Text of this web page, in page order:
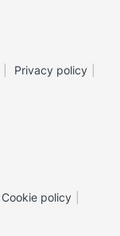
Privacy policy
Cookie policy